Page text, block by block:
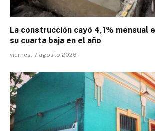
La construcción cayó 4,1% mensual
su cuarta baja en el año
viernes, 7 agosto 2026